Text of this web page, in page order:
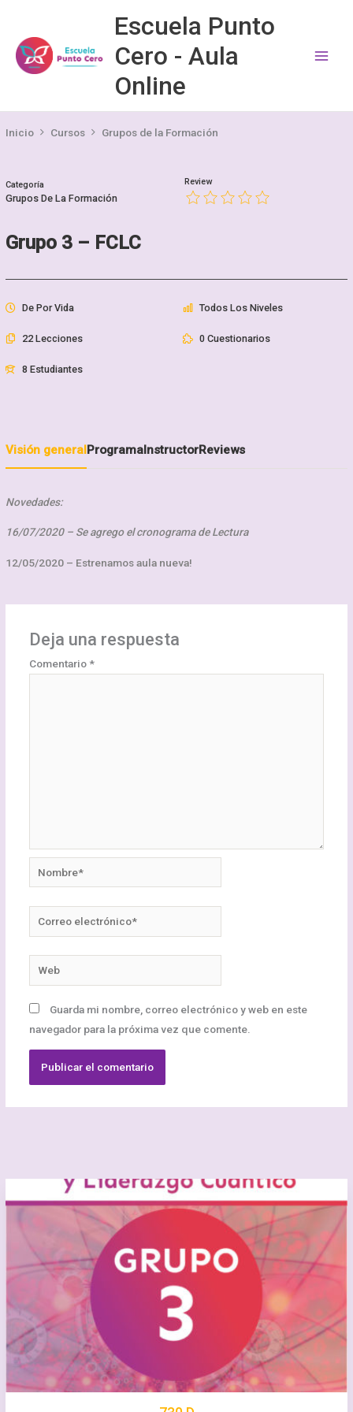
contenido
Escuela Punto
Cero - Aula
Online
Inicio Cursos Grupos de la Formación
Categoría
Grupos De La Formación
Review
Grupo 3 – FCLC
De Por Vida Todos Los Niveles
22 Lecciones 0 Cuestionarios
8 Estudiantes
Visión generalProgramaInstructorReviews
Novedades:
16/07/2020 – Se agrego el cronograma de Lectura
12/05/2020 – Estrenamos aula nueva!
Deja una respuesta
Comentario *
Nombre*
electrónico*
Web
Guarda mi nombre, correo electrónico y web en este
navegador para la próxima vez que comente.